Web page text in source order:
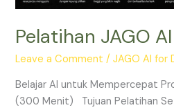
Pelatihan JAGO
Leave a Comment /JAGO AI for
Belajar AI untuk Mempercepat
(300 Menit) Tujuan Pelatihan